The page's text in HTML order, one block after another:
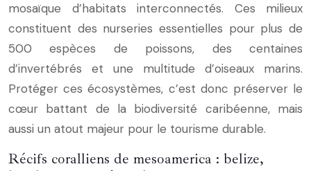
mosaïque d’habitats interconnectés. Ces milieux
constituent des nurseries essentielles pour plus de
500 espèces de poissons, des centaines
d’invertébrés et une multitude d’oiseaux marins.
Protéger ces écosystèmes, c’est donc préserver le
cœur battant de la biodiversité caribéenne, mais
aussi un atout majeur pour le tourisme durable.
Récifs coralliens de mesoamerica : belize,